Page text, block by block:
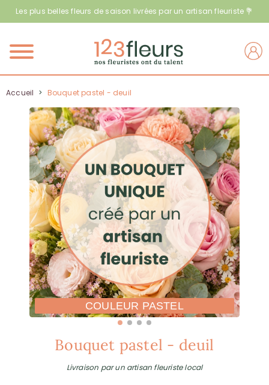
Les plus belles fleurs de saison livrées par un artisan fleuriste 💐
Menu
Accueil > Bouquet pastel - deuil
COULEUR PASTEL
Bouquet pastel - deuil
Livraison par un artisan fleuriste local